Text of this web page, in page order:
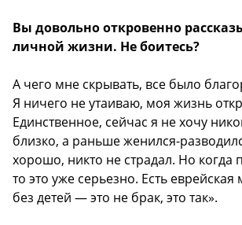
Вы довольно откровенно
личной жизни. Не боитесь?
А чего мне скрывать, все было
Я ничего не утаиваю, моя жизнь
Единственное, сейчас я не хочу
близко, а раньше женился-
хорошо, никто не страдал. Но когда
то это уже серьезно. Есть еврейская
без детей — это не брак, это так».